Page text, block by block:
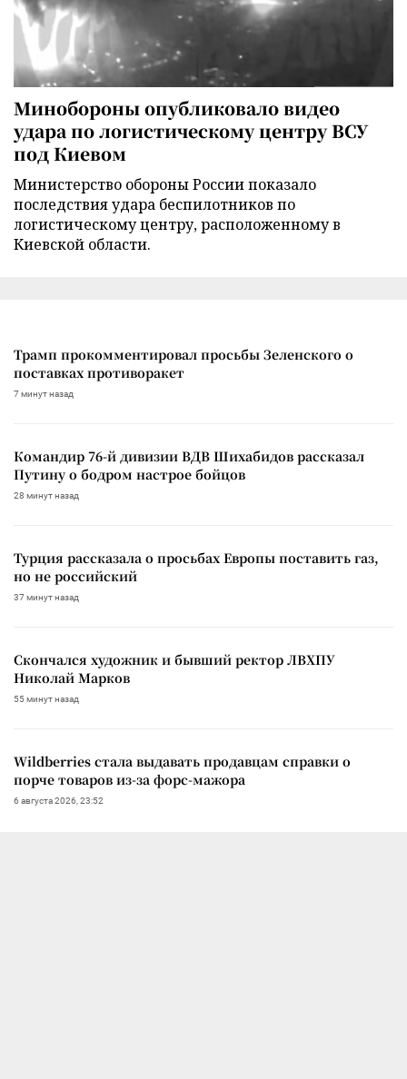
Минобороны опубликовало видео
удара по логистическому центру ВСУ
под Киевом
Министерство обороны России показало
последствия удара беспилотников по
логистическому центру, расположенному в
Киевской области.
Трамп прокомментировал просьбы Зеленского о
поставках противоракет
7 минут назад
Командир 76-й дивизии ВДВ Шихабидов рассказал
Путину о бодром настрое бойцов
28 минут назад
Турция рассказала о просьбах Европы поставить газ,
но не российский
37 минут назад
Скончался художник и бывший ректор ЛВХПУ
Николай Марков
55 минут назад
Wildberries стала выдавать продавцам справки о
порче товаров из-за форс-мажора
6 августа 2026, 23:52